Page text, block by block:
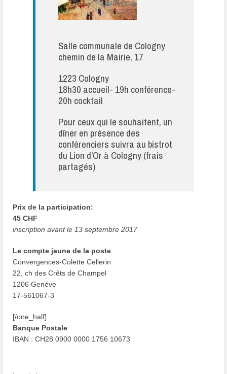
Salle communale de Cologny
chemin de la Mairie, 17
1223 Cologny
18h30 accueil- 19h conférence-
20h cocktail
Pour ceux qui le souhaitent, un
dîner en présence des
conférenciers suivra au bistrot
du Lion d’Or à Cologny (frais
partagés)
Prix de la participation:
45 CHF
inscription avant le 13 septembre 2017
Le compte jaune de la poste
Convergences-Colette Cellerin
22, ch des Crêts de Champel
1206 Genève
17-561067-3
[/one_half]
Banque Postale
IBAN : CH28 0900 0000 1756 10673